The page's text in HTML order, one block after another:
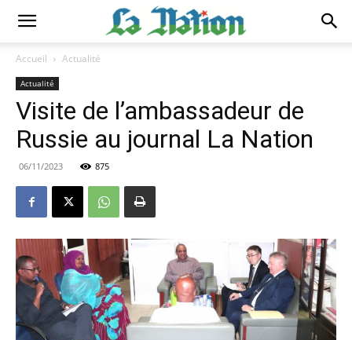
Accueil Actualité
Actualité
Visite de l’ambassadeur de
Russie au journal La Nation
06/11/2023 875